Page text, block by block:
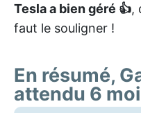
Tesla a bien géré 👍,
faut le souligner !
En résumé,
attendu 6